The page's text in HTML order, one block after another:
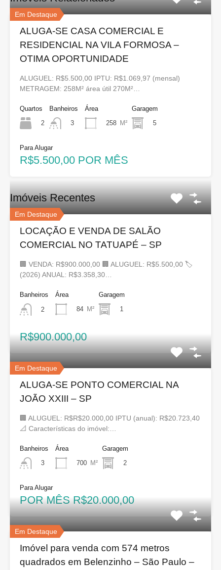
Em Destaque
ALUGA-SE CASA COMERCIAL E
RESIDENCIAL NA VILA FORMOSA –
OTIMA OPORTUNIDADE
ALUGUEL: R$5.500,00 IPTU: R$1.069,97 (mensal)
METRAGEM: 258M² área útil 270M²…
Quartos
2
Banheiros
3
Área
258 M²
Garagem
5
Para Alugar
R$5.500,00 POR MÊS
Imóveis Recentes
Em Destaque
LOCAÇÃO E VENDA DE SALÃO
COMERCIAL NO TATUAPÉ – SP
🏢 VENDA: R$900.000,00 🏢 ALUGUEL: R$5.500,00 🏷
(2026) ANUAL: R$3.358,30…
Banheiros
2
Área
84 M²
Garagem
1
R$900.000,00
Em Destaque
ALUGA-SE PONTO COMERCIAL NA
JOÃO XXIII – SP
🏢 ALUGUEL: R$R$20.000,00 IPTU (anual): R$20.723,40
📐 Características do imóvel:…
Banheiros
3
Área
700 M²
Garagem
2
Para Alugar
POR MÊS R$20.000,00
Em Destaque
Imóvel para venda com 574 metros
quadrados em Belenzinho – São Paulo –